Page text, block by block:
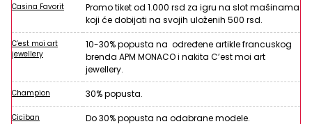
Casina Favorit
Promo tiket od 1.000 rsd za igru na slot mašinama
koji će dobijati na svojih uloženih 500 rsd.
C’est moi art
jewellery
10-30% popusta na određene artikle francuskog
brenda APM MONACO i nakita C’est moi art
jewellery.
Champion 30% popusta.
Ciciban Do 30% popusta na odabrane modele.